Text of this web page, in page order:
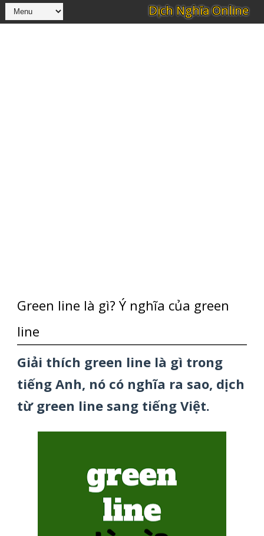
Green line là gì? Ý nghĩa của green
line
Giải thích green line là gì trong
tiếng Anh, nó có nghĩa ra sao, dịch
từ green line sang tiếng Việt.